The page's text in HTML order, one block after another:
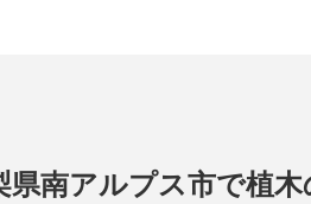
県南アルプス市で植木